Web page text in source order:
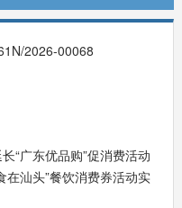
2026-00068
“广东优品购”促消费活动
在汕头”餐饮消费券活动实